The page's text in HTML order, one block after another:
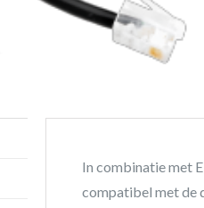
In combinatie met
compatibel met de